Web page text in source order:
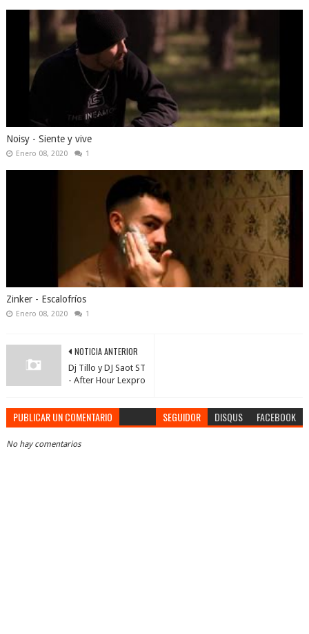
Noisy - Siente y vive
Enero 08, 2020 1
Zinker - Escalofríos
Enero 08, 2020 1
NOTICIA ANTERIOR
Dj Tillo y DJ Saot ST
- After Hour Lexpro
PUBLICAR UN COMENTARIO SEGUIDOR DISQUS FACEBOOK
No hay comentarios